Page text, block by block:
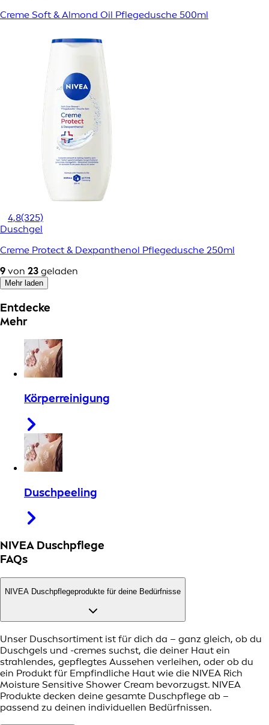
Creme Soft & Almond Oil Pflegedusche 500ml
4,8(325)
Duschgel
Creme Protect & Dexpanthenol Pflegedusche 250ml
9 von 23 geladen
Mehr laden
Entdecke
Mehr
Körperreinigung
Duschpeeling
NIVEA Duschpflege
FAQs
NIVEA Duschpflegeprodukte für deine Bedürfnisse
Unser Duschsortiment ist für dich da – ganz gleich, ob du
Duschgels und -cremes suchst, die deiner Haut ein
strahlendes, gepflegtes Aussehen verleihen, oder ob du
ein Produkt für Empfindliche Haut wie die NIVEA Rich
Moisture Sensitive Shower Cream bevorzugst. NIVEA
Produkte decken deine gesamte Duschpflege ab –
passend zu deinen individuellen Bedürfnissen.